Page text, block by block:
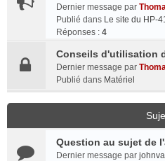
Dernier message par
Publié dans Le site du HP-
Réponses : 4
Conseils d'utilisation
Dernier message par
Publié dans Matériel
Question au sujet de
Dernier message par